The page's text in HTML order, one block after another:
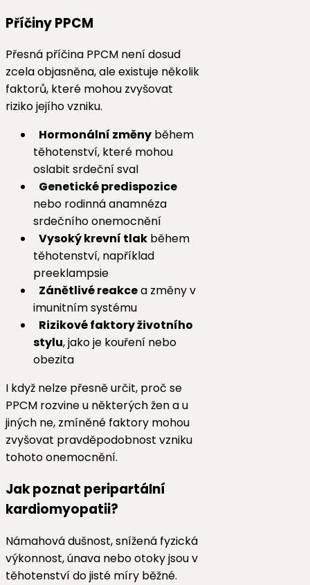
Příčiny PPCM
Přesná příčina PPCM není dosud
zcela objasněna, ale existuje několik
faktorů, které mohou zvyšovat
riziko jejího vzniku.
Hormonální změny během
těhotenství, které mohou
oslabit srdeční sval
Genetické predispozice
nebo rodinná anamnéza
srdečního onemocnění
Vysoký krevní tlak během
těhotenství, například
preeklampsie
Zánětlivé reakcea změny v
imunitním systému
Rizikové faktory životního
stylu, jako je kouření nebo
obezita
I když nelze přesně určit, proč se
PPCM rozvine u některých žen a u
jiných ne, zmíněné faktory mohou
zvyšovat pravděpodobnost vzniku
tohoto onemocnění.
Jak poznat peripartální
kardiomyopatii?
Námahová dušnost, snížená fyzická
výkonnost, únava nebo otoky jsou v
těhotenství do jisté míry běžné.